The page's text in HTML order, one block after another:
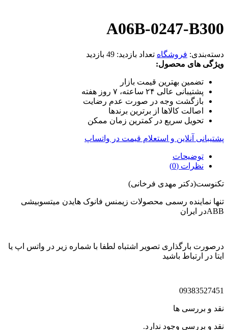
A06B-0247-B300
دسته‌بندی: فروشگاه تعداد بازدید: 49 بازدید
ویژگی های محصول:
تضمین بهترین قیمت بازار
پشتیبانی عالی ۲۴ ساعته، ۷ روز هفته
بازگشت وجه در صورت عدم رضایت
اصالت کالاها از برترین برندها
تحویل سریع در کمترین زمان ممکن
پشتیبانی آنلاین و استعلام قیمت در واتساپ
توضیحات
نظرات (0)
تکنوست(دکتر مهدی فرخانی)
تنها نماینده رسمی محصولات زیمنس فانوک هایدن میتسوبیشی
ABBدر ایران
درصورت بارگذاری تصویر اشتباه لطفا با شماره زیر در واتس اپ یا
ایتا در ارتباط باشید
09383527451
نقد و بررسی ها
نقد و بررسی وجود ندارد.